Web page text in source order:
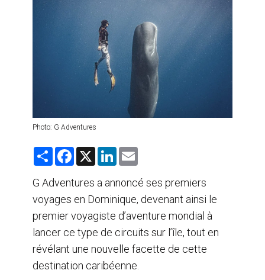
AGENTS DE VOYAGE
FORMATION & RESSOURCES
Photo: G Adventures
S
r
e
F
e
b
o
k
X
L
k
e
d
n
i
l
G Adventures a annoncé ses premiers
voyages en Dominique, devenant ainsi le
premier voyagiste d’aventure mondial à
lancer ce type de circuits sur l’île, tout en
révélant une nouvelle facette de cette
destination caribéenne.